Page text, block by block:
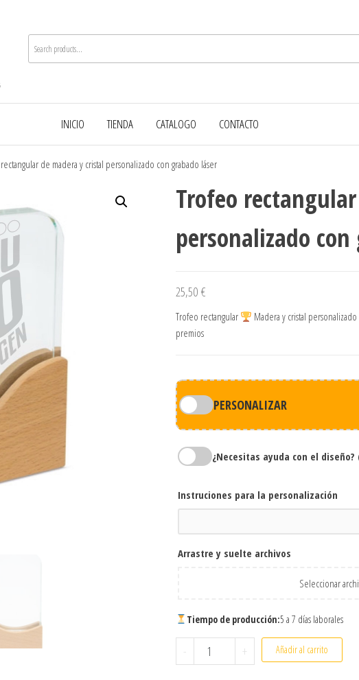
INICIO TIENDA CATALOGO CONTACTO
de madera y cristal personalizado con grabado láser
Trofeo
personalizado
25,50 €
Trofeo rectangular
Madera y cristal
premios
PERSONALIZAR
¿Necesitas ayuda con el diseño?
Instruciones para la personalización
Arrastre y suelte archivos
Seleccionar
Tiempo de producción:5 a 7 días laborales
- Trofeo rectangular de madera y
+ Añadir al carrito